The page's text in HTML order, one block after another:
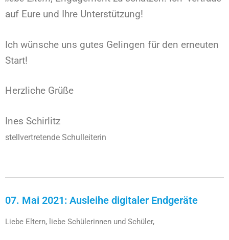
auf Eure und Ihre Unterstützung!
Ich wünsche uns gutes Gelingen für den erneuten
Start!
Herzliche Grüße
Ines Schirlitz
stellvertretende Schulleiterin
07. Mai 2021: Ausleihe digitaler Endgeräte
Liebe Eltern, liebe Schülerinnen und Schüler,